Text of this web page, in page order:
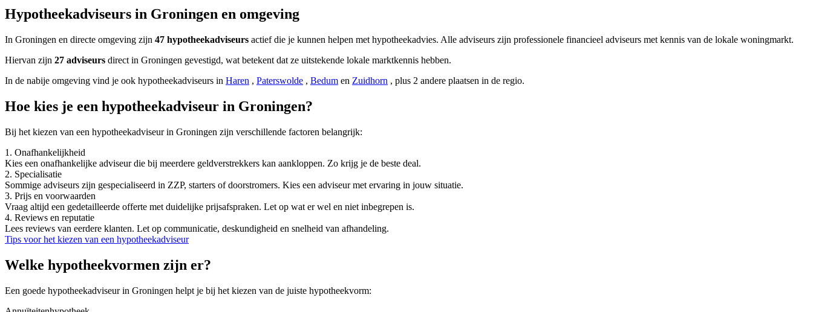
Hypotheekadviseurs in Groningen en omgeving
In Groningen en directe omgeving zijn 47 hypotheekadviseurs actief die je kunnen helpen met hypotheekadvies. Alle adviseurs zijn professionele financieel adviseurs met kennis van de lokale woningmarkt.
Hiervan zijn 27 adviseurs direct in Groningen gevestigd, wat betekent dat ze uitstekende lokale marktkennis hebben.
In de nabije omgeving vind je ook hypotheekadviseurs in Haren , Paterswolde , Bedum en Zuidhorn , plus 2 andere plaatsen in de regio.
Hoe kies je een hypotheekadviseur in Groningen?
Bij het kiezen van een hypotheekadviseur in Groningen zijn verschillende factoren belangrijk:
1. Onafhankelijkheid
Kies een onafhankelijke adviseur die bij meerdere geldverstrekkers kan aankloppen. Zo krijg je de beste deal.
2. Specialisatie
Sommige adviseurs zijn gespecialiseerd in ZZP, starters of doorstromers. Kies een adviseur met ervaring in jouw situatie.
3. Prijs en voorwaarden
Vraag altijd een gedetailleerde offerte met duidelijke prijsafspraken. Let op wat er wel en niet inbegrepen is.
4. Reviews en reputatie
Lees reviews van eerdere klanten. Let op communicatie, deskundigheid en snelheid van afhandeling.
Tips voor het kiezen van een hypotheekadviseur
Welke hypotheekvormen zijn er?
Een goede hypotheekadviseur in Groningen helpt je bij het kiezen van de juiste hypotheekvorm: